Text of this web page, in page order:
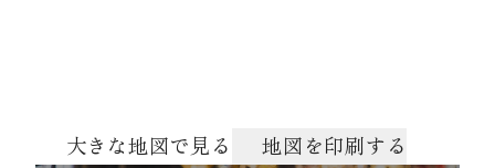
大きな地図で見る 地図を印刷する